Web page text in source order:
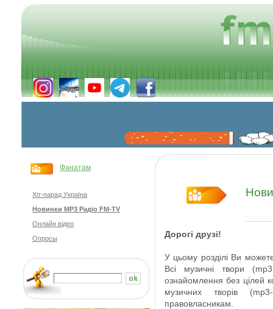
Фанатам
Хіт-парад Україна
Новинки MP3 Радіо FM-TV
Онлайн відео
Опросы
Дорогі друзі!
У цьому розділі Ви
Всі
музичні твори (mp3
ознайомлення без цілей
музичних творів
(mp3-
правовласникам